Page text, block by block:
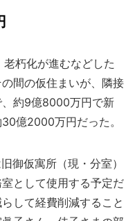
朽化が進むなどした
間の仮住まいが、隣接
約9億8000万円で新
億2000万円だった。
御仮寓所（現・分室）
として使用する予定だ
して経費削減すること